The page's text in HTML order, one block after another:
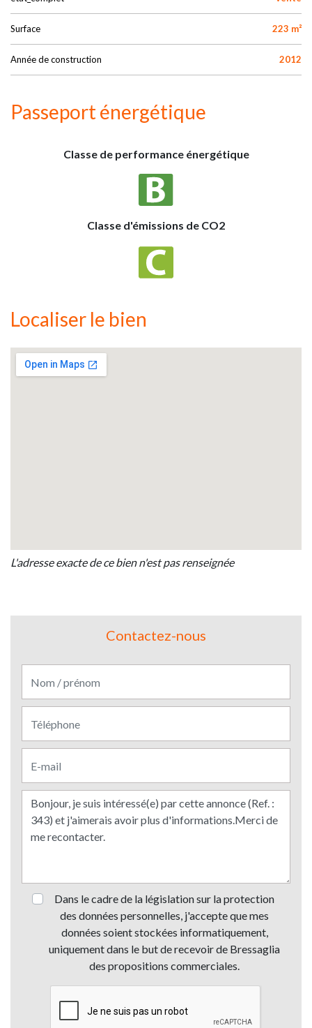
Surface 223 m²
Année de construction 2012
Passeport énergétique
Classe de performance énergétique
Classe d'émissions de CO2
Localiser le bien
L'adresse exacte de ce bien n'est pas renseignée
Contactez-nous
Dans le cadre de la législation sur la protection
des données personnelles, j'accepte que mes
données soient stockées informatiquement,
uniquement dans le but de recevoir de Bressaglia
des propositions commerciales.